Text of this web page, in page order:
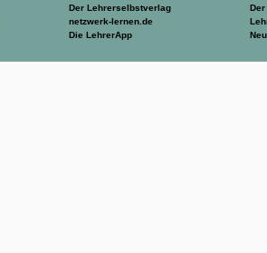
Der Lehrerselbstverlag
netzwerk-lernen.de
Die LehrerApp